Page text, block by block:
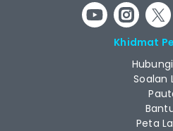
Khidmat
Soalan
Peta